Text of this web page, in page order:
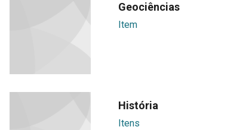
Geociências
Item
História
Itens